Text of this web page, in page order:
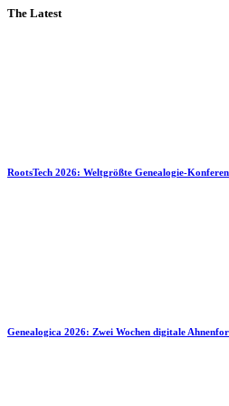
The Latest
RootsTech 2026: Weltgrößte Genealogie-
Genealogica 2026: Zwei Wochen digitale